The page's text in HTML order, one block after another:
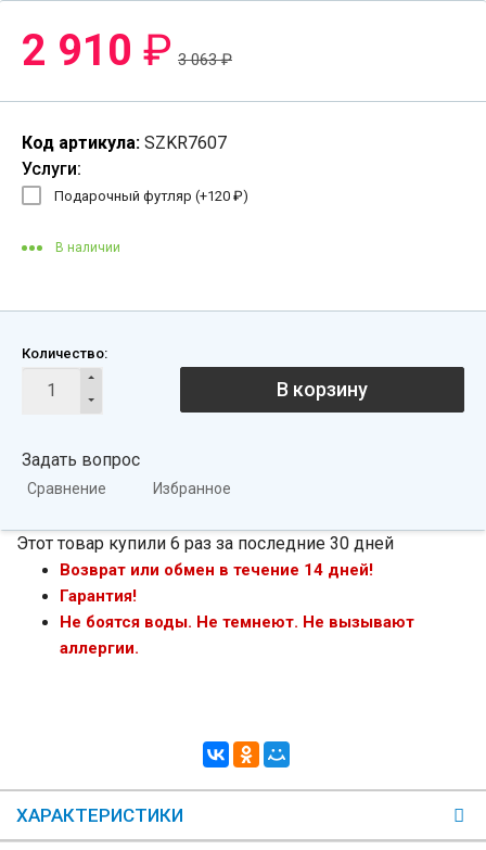
2 910 ₽ 3 063₽
Код артикула: SZKR7607
Услуги:
Подарочный футляр (+120 ₽)
В наличии
Количество:
В корзину
Задать вопрос
Сравнение Избранное
Этот товар купили 6 раз за последние 30 дней
Возврат или обмен в течение 14 дней!
Гарантия!
Не боятся воды. Не темнеют. Не вызывают
аллергии.
ХАРАКТЕРИСТИКИ